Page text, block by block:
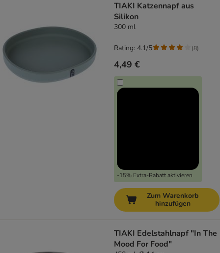
TIAKI Katzennapf aus
Silikon
300 ml
4,49 €
-15% Extra-Rabatt aktivieren
Rating: 4.1/5 (8)
Zum Warenkorb
hinzufügen
TIAKI Edelstahlnapf "In The
Mood For Food"